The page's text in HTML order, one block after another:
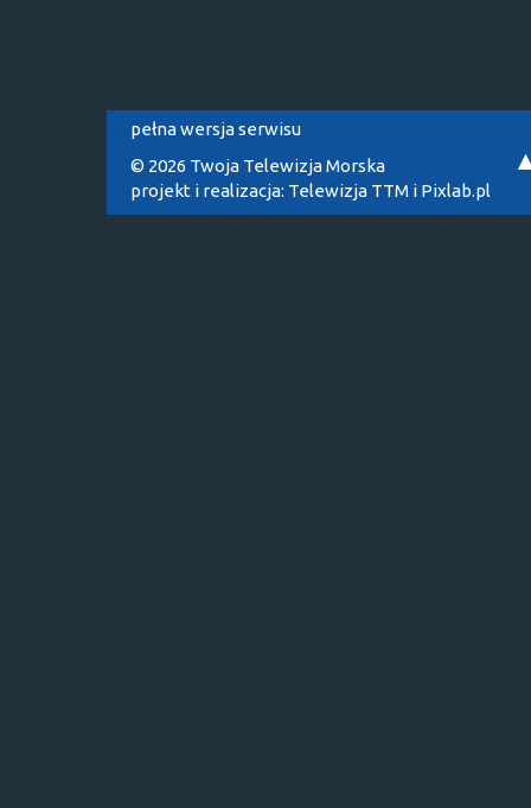
pełna wersja serwisu
© 2026 Twoja Telewizja Morska
projekt i realizacja: Telewizja TTM i Pixlab.pl